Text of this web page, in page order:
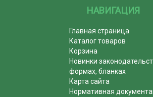
НАВИГАЦИЯ
Главная страница
Каталог товаров
Корзина
Новинки
формах, бланках
Карта сайта
Нормативная